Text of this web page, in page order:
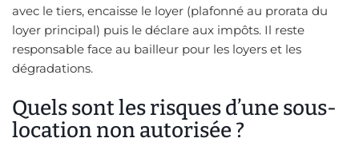
avec le tiers, encaisse le loyer (plafonné au prorata du
loyer principal) puis le déclare aux impôts. Il reste
responsable face au bailleur pour les loyers et les
dégradations.
Quels sont les risques d’une sous-
location non autorisée ?